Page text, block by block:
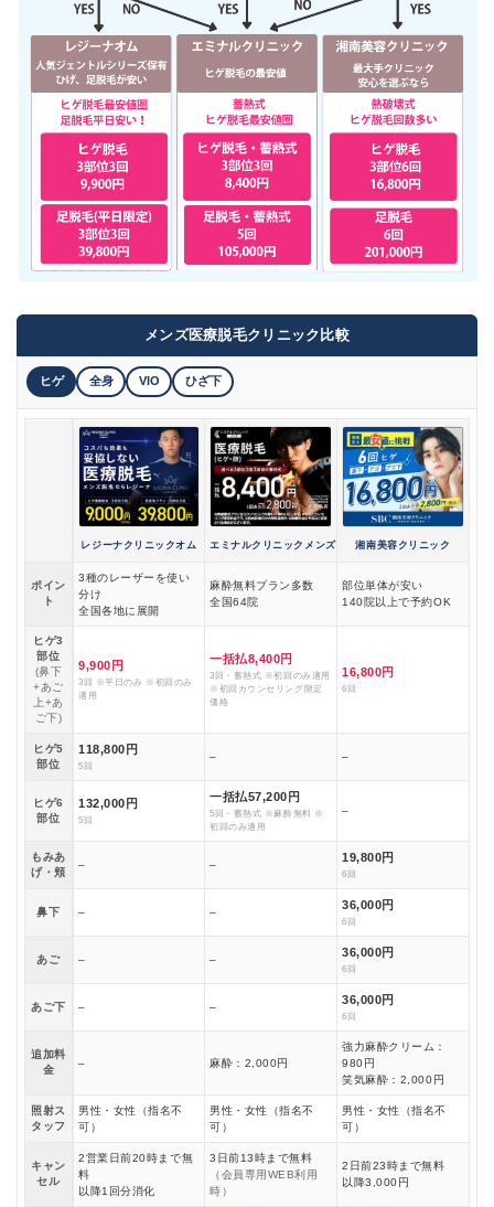
メンズ医療脱毛クリニック比較
ヒゲ 全身 VIO ひざ下
レジーナクリニックオム エミナルクリニックメンズ 湘南美容クリニック
ポイン
ト
3種のレーザーを使い
分け
全国各地に展開
麻酔無料プラン多数
全国64院
部位単体が安い
140院以上で予約OK
ヒゲ3
部位
(鼻下
+あご
上+あ
ご下)
9,900円
3回 ※平日のみ ※初回のみ
適用
一括払8,400円
3回・蓄熱式 ※初回のみ適用
※初回カウンセリング限定
価格
16,800円
6回
ヒゲ5
部位
118,800円
5回
– –
ヒゲ6
部位
132,000円
5回
一括払57,200円
5回・蓄熱式 ※麻酔無料 ※
初回のみ適用
–
もみあ
げ・頬
– –
19,800円
6回
鼻下 – –
36,000円
6回
あご – –
36,000円
6回
あご下 – –
36,000円
6回
追加料
金
– 麻酔：2,000円
強力麻酔クリーム：
980円
笑気麻酔：2,000円
照射ス
タッフ
男性・女性（指名不
可）
男性・女性（指名不
可）
男性・女性（指名不
可）
キャン
セル
2営業日前20時まで無
料
以降1回分消化
3日前13時まで無料
（会員専用WEB利用
時）
2日前23時まで無料
以降3,000円